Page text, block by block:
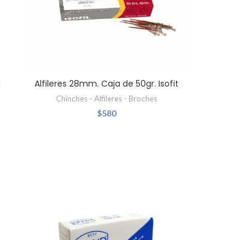
Alfileres 28mm. Caja de 50gr. Isofit
Chinches - Alfileres - Broches
$580